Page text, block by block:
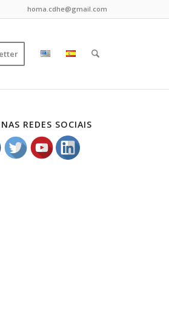
homa.cdhe@gmail.com
REDES SOCIAIS